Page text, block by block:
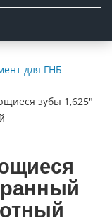
для ГНБ
зубы 1,625"